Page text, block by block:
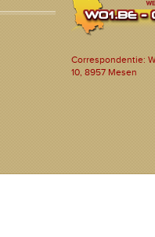
Correspondentie:
10, 8957 Mesen